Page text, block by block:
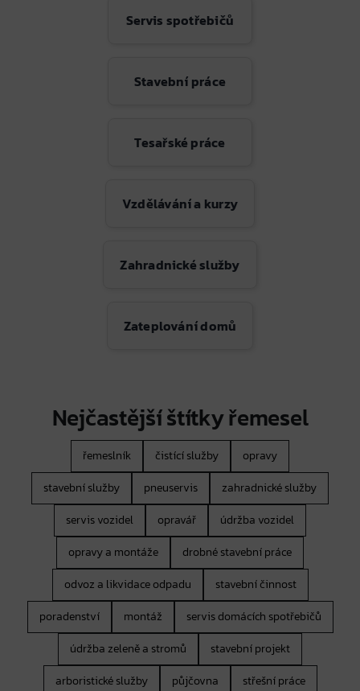
Servis spotřebičů
Stavební práce
Tesařské práce
Vzdělávání a kurzy
Zahradnické služby
Zateplování domů
Nejčastější štítky řemesel
řemeslník čistící služby
opravy
stavební služby
pneuservis
zahradnické služby
servis vozidel
opravář
údržba vozidel
opravy a montáže
drobné stavební práce
odvoz a likvidace odpadu
stavební činnost
poradenství
montáž
servis domácích spotřebičů
údržba zeleně a stromů
stavební projekt
arboristické služby
půjčovna
střešní práce